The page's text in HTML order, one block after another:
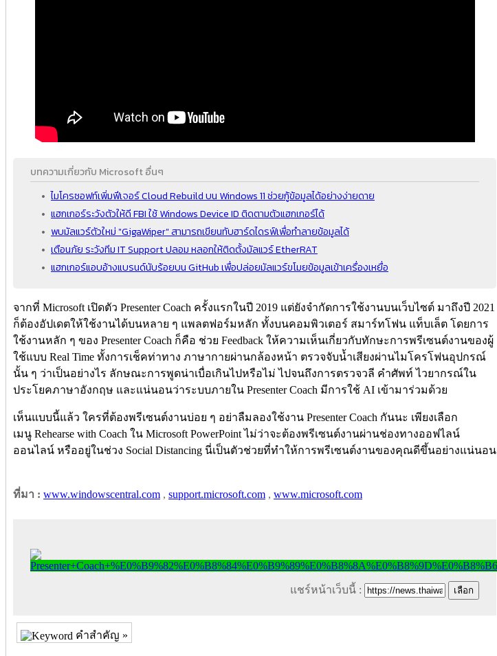
บทความเกี่ยวกับ Microsoft อื่นๆ
ไมโครซอฟท์เพิ่มฟีเจอร์ Cloud Rebuild บน Windows 11 ช่วยกู้ข้อมูลได้อย่างง่ายดาย
แฮกเกอร์ระวังตัวให้ดี FBI ใช้ Windows Device ID ติดตามตัวแฮกเกอร์ได้
พบมัลแวร์ตัวใหม่ "GigaWiper" สามารถเขียนทับฮาร์ดไดรฟ์เพื่อทำลายข้อมูลได้
เตือนภัย ระวังทีม IT Support ปลอม หลอกให้ติดตั้งมัลแวร์ EtherRAT
แฮกเกอร์แอบอ้างแบรนด์นับร้อยบน GitHub เพื่อปล่อยมัลแวร์ขโมยข้อมูลเข้าเครื่องเหยื่อ
จากที่ Microsoft เปิดตัว Presenter Coach ครั้งแรกในปี 2019 แต่ยังจำกัดการใช้งานบนเว็บไซต์ มาถึงปี 2021
ก็ต้องอัปเดตให้ใช้งานได้บนหลาย ๆ แพลตฟอร์มหลัก ทั้งบนคอมพิวเตอร์ สมาร์ทโฟน แท็บเล็ต โดยการ
ใช้งานหลัก ๆ ของ Presenter Coach ก็คือ ช่วย Feedback ให้ความเห็นเกี่ยวกับทักษะการพรีเซนต์งานของผู้
ใช้แบบ Real Time ทั้งการเช็คท่าทาง ภาษากายผ่านกล้องหน้า ตรวจจับน้ำเสียงผ่านไมโครโฟนอุปกรณ์
นั้น ๆ ว่าเป็นอย่างไร ลักษณะการพูดน่าเบื่อเกินไปหรือไม่ ไปจนถึงการตรวจวลี คำศัพท์ ไวยากรณ์ใน
ประโยคภาษาอังกฤษ และแน่นอนว่าระบบภายใน Presenter Coach มีการใช้ AI เข้ามาร่วมด้วย
เห็นแบบนี้แล้ว ใครที่ต้องพรีเซนต์งานบ่อย ๆ อย่าลืมลองใช้งาน Presenter Coach กันนะ เพียงเลือก
เมนู Rehearse with Coach ใน Microsoft PowerPoint ไม่ว่าจะต้องพรีเซนต์งานผ่านช่องทางออฟไลน์
ออนไลน์ หรืออยู่ในช่วง Social Distancing นี่เป็นตัวช่วยที่ทำให้การพรีเซนต์งานของคุณดีขึ้นอย่างแน่นอน
ที่มา : www.windowscentral.com , support.microsoft.com , www.microsoft.com
แชร์หน้าเว็บนี้ :
คำสำคัญ »